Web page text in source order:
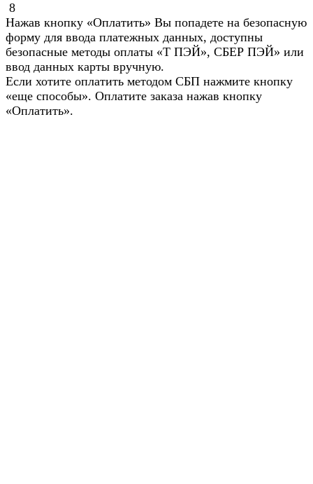
8
Нажав кнопку «Оплатить» Вы попадете на безопасную
форму для ввода платежных данных, доступны
безопасные методы оплаты «Т ПЭЙ», СБЕР ПЭЙ» или
ввод данных карты вручную.
Если хотите оплатить методом СБП нажмите кнопку
«еще способы». Оплатите заказа нажав кнопку
«Оплатить».